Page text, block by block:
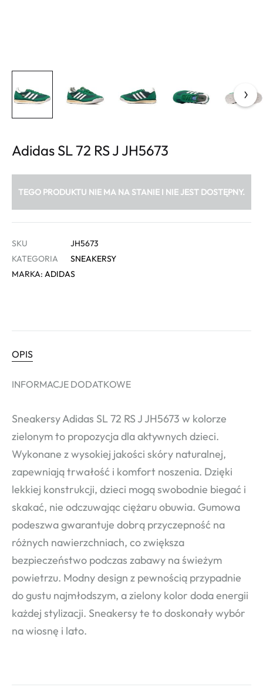
Adidas SL 72 RS J JH5673
TEGO PRODUKTU NIE MA NA STANIE I NIE JEST DOSTĘPNY.
SKU
JH5673
KATEGORIA
SNEAKERSY
MARKA: ADIDAS
OPIS
INFORMACJE DODATKOWE
Sneakersy Adidas SL 72 RS J JH5673 w kolorze
zielonym to propozycja dla aktywnych dzieci.
Wykonane z wysokiej jakości skóry naturalnej,
zapewniają trwałość i komfort noszenia. Dzięki
lekkiej konstrukcji, dzieci mogą swobodnie biegać i
skakać, nie odczuwając ciężaru obuwia. Gumowa
podeszwa gwarantuje dobrą przyczepność na
różnych nawierzchniach, co zwiększa
bezpieczeństwo podczas zabawy na świeżym
powietrzu. Modny design z pewnością przypadnie
do gustu najmłodszym, a zielony kolor doda energii
każdej stylizacji. Sneakersy te to doskonały wybór
na wiosnę i lato.